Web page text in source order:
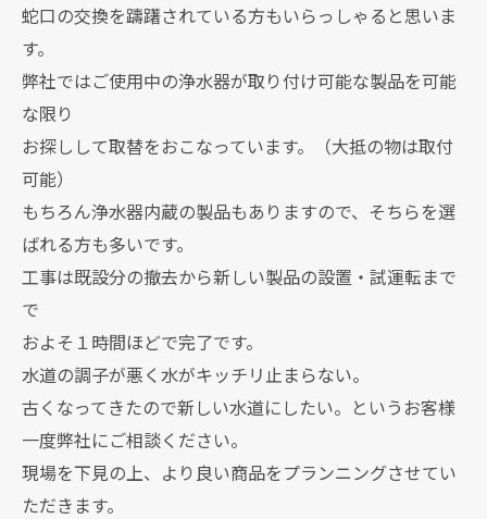
蛇口の交換を躊躇されている方もいらっしゃると思いま
す。
弊社ではご使用中の浄水器が取り付け可能な製品を可能
な限り
お探しして取替をおこなっています。（大抵の物は取付
可能）
もちろん浄水器内蔵の製品もありますので、そちらを選
ばれる方も多いです。
工事は既設分の撤去から新しい製品の設置・試運転まで
で
およそ１時間ほどで完了です。
水道の調子が悪く水がキッチリ止まらない。
古くなってきたので新しい水道にしたい。というお客様
一度弊社にご相談ください。
現場を下見の上、より良い商品をプランニングさせてい
ただきます。